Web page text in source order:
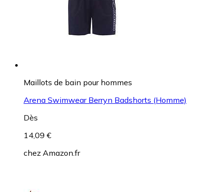
Maillots de bain pour hommes
Arena Swimwear Berryn Badshorts (Homme)
Dès
14,09 €
chez Amazon.fr